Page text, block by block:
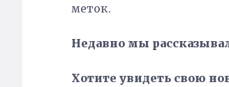
меток.
Недавно мы
Хотите увидеть свою